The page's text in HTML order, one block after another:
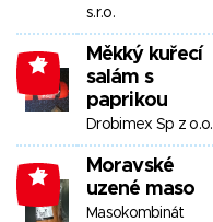
s.r.o.
-7
Měkký kuřecí
salám s
paprikou
Drobimex Sp z o.o.
-7
Moravské
uzené maso
Masokombinát